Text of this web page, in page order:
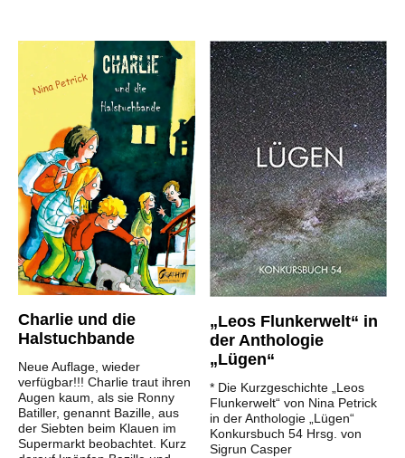
Charlie und die
Halstuchbande
Neue Auflage, wieder
verfügbar!!! Charlie traut ihren
Augen kaum, als sie Ronny
Batiller, genannt Bazille, aus
der Siebten beim Klauen im
Supermarkt beobachtet. Kurz
„Leos Flunkerwelt“ in
der Anthologie
„Lügen“
* Die Kurzgeschichte „Leos
Flunkerwelt“ von Nina Petrick
in der Anthologie „Lügen“
Konkursbuch 54 Hrsg. von
Sigrun Casper